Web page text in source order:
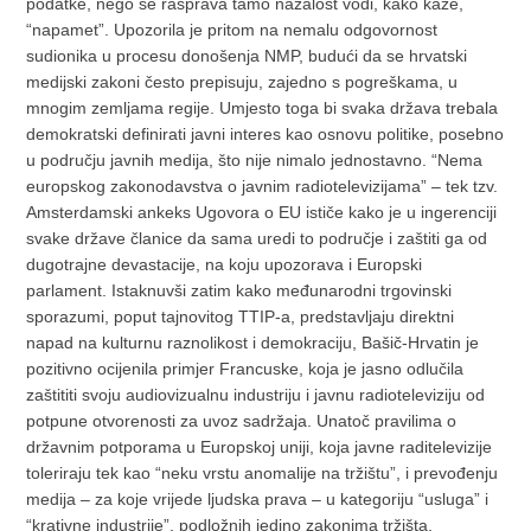
“napamet”. Upozorila je pritom na nemalu odgovornost
sudionika u procesu donošenja NMP, budući da se hrvatski
medijski zakoni često prepisuju, zajedno s pogreškama, u
mnogim zemljama regije. Umjesto toga bi svaka država trebala
demokratski definirati javni interes kao osnovu politike, posebno
u području javnih medija, što nije nimalo jednostavno. “Nema
europskog zakonodavstva o javnim radiotelevizijama” – tek tzv.
Amsterdamski ankeks Ugovora o EU ističe kako je u ingerenciji
svake države članice da sama uredi to područje i zaštiti ga od
dugotrajne devastacije, na koju upozorava i Europski
parlament. Istaknuvši zatim kako međunarodni trgovinski
sporazumi, poput tajnovitog TTIP-a, predstavljaju direktni
napad na kulturnu raznolikost i demokraciju, Bašič-Hrvatin je
pozitivno ocijenila primjer Francuske, koja je jasno odlučila
zaštititi svoju audiovizualnu industriju i javnu radioteleviziju od
potpune otvorenosti za uvoz sadržaja. Unatoč pravilima o
državnim potporama u Europskoj uniji, koja javne raditelevizije
toleriraju tek kao “neku vrstu anomalije na tržištu”, i prevođenju
medija – za koje vrijede ljudska prava – u kategoriju “usluga” i
“krativne industrije”, podložnih jedino zakonima tržišta,